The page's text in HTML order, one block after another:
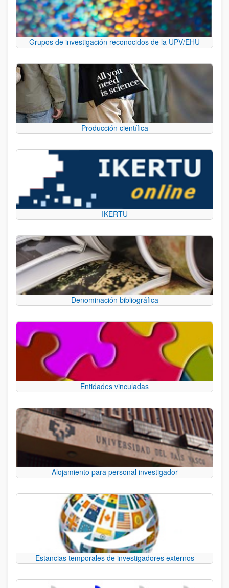
Grupos de investigación reconocidos de la UPV/EHU
Producción científica
IKERTU
Denominación bibliográfica
Entidades vinculadas
Alojamiento para personal investigador
Estancias temporales de investigadores externos